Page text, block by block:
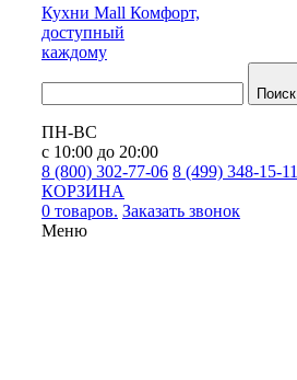
Кухни Mall Комфорт,
доступный
каждому
Поиск
ПН-ВС
с 10:00 до 20:00
8 (800) 302-77-06 8 (499) 348-15-11
КОРЗИНА
0 товаров. Заказать звонок
Меню